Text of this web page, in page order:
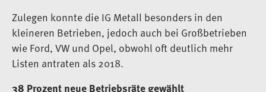
Zulegen konnte die IG Metall besonders in den
kleineren Betrieben, jedoch auch bei Großbetrieben
wie Ford, VW und Opel, obwohl oft deutlich mehr
Listen antraten als 2018.
38 Prozent neue Betriebsräte gewählt